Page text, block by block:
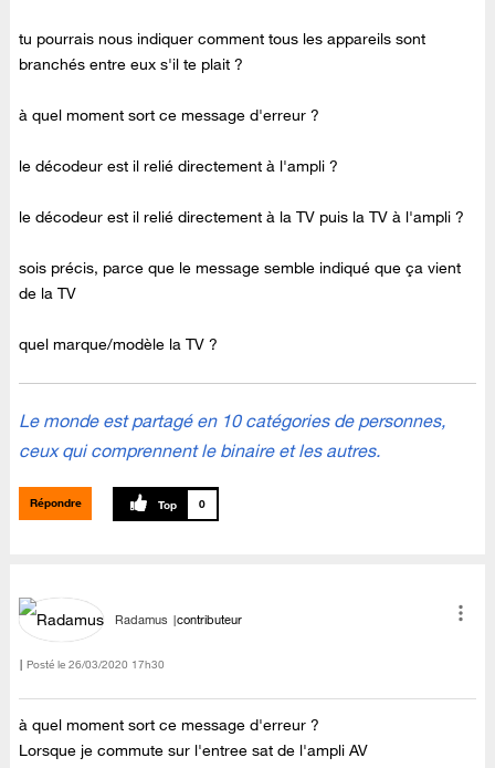
tu pourrais nous indiquer comment tous les appareils sont
branchés entre eux s'il te plait ?
à quel moment sort ce message d'erreur ?
le décodeur est il relié directement à l'ampli ?
le décodeur est il relié directement à la TV puis la TV à l'ampli ?
sois précis, parce que le message semble indiqué que ça vient
de la TV
quel marque/modèle la TV ?
Le monde est partagé en 10 catégories de personnes,
ceux qui comprennent le binaire et les autres.
Répondre 0
Radamus contributeur
Posté le ‎26/03/2020 17h30
à quel moment sort ce message d'erreur ?
Lorsque je commute sur l'entree sat de l'ampli AV